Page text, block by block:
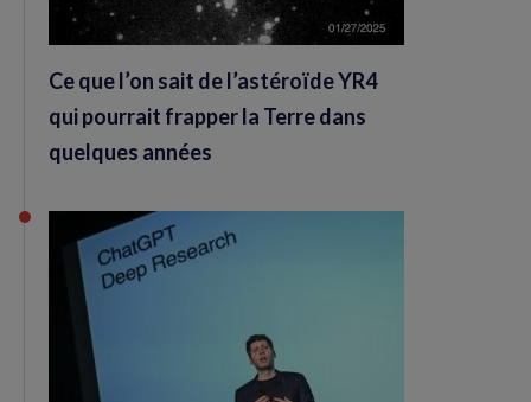
Ce que l’on sait de l’astéroïde YR4
qui pourrait frapper la Terre dans
quelques années